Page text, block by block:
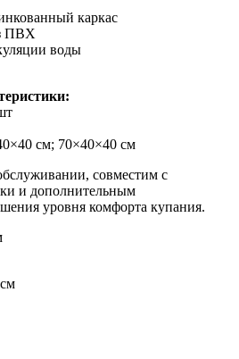
каркас
ПВХ
воды
см; 70×40×40 см
совместим с
и дополнительным
уровня комфорта купания.